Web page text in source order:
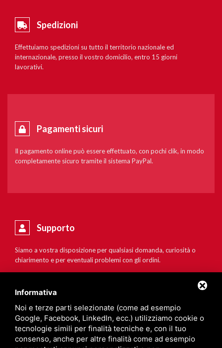
Spedizioni
Effettuiamo spedizioni su tutto il territorio nazionale ed
internazionale, presso il vostro domicilio, entro 15 giorni
lavorativi.
Pagamenti sicuri
Il pagamento online può essere effettuato, con pochi clik, in modo
completamente sicuro tramite il sistema PayPal.
Supporto
Siamo a vostra disposizione per qualsiasi domanda, curiosità o
chiarimento e per eventuali problemi con gli ordini.
Informativa
Noi e terze parti selezionate (come ad esempio
Google, Facebook, LinkedIn, ecc.) utilizziamo cookie o
tecnologie simili per finalità tecniche e, con il tuo
consenso, anche per altre finalità come ad esempio